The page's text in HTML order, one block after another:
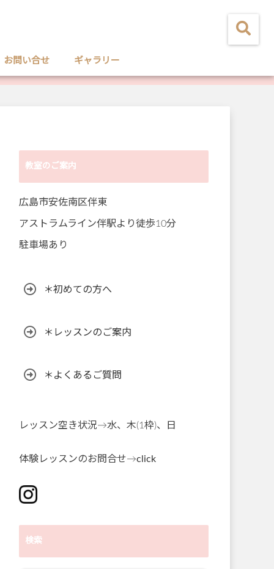
お問い合せ ギャラリー
教室のご案内
広島市安佐南区伴東
アストラムライン伴駅より徒歩10分
駐車場あり
＊初めての方へ
＊レッスンのご案内
＊よくあるご質問
レッスン空き状況→水、木(1枠)、日
体験レッスンのお問合せ→click
検索